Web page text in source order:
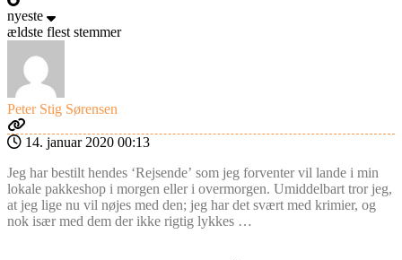
nyeste
ældste flest stemmer
Peter Stig Sørensen
14. januar 2020 00:13
Jeg har bestilt hendes ‘Rejsende’ som jeg forventer vil lande i min
lokale pakkeshop i morgen eller i overmorgen. Umiddelbart tror jeg,
at jeg lige nu vil nøjes med den; jeg har det svært med krimier, og
nok især med dem der ikke rigtig lykkes …